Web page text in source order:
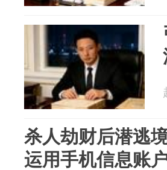
杀人劫财后潜逃
运用手机信息账